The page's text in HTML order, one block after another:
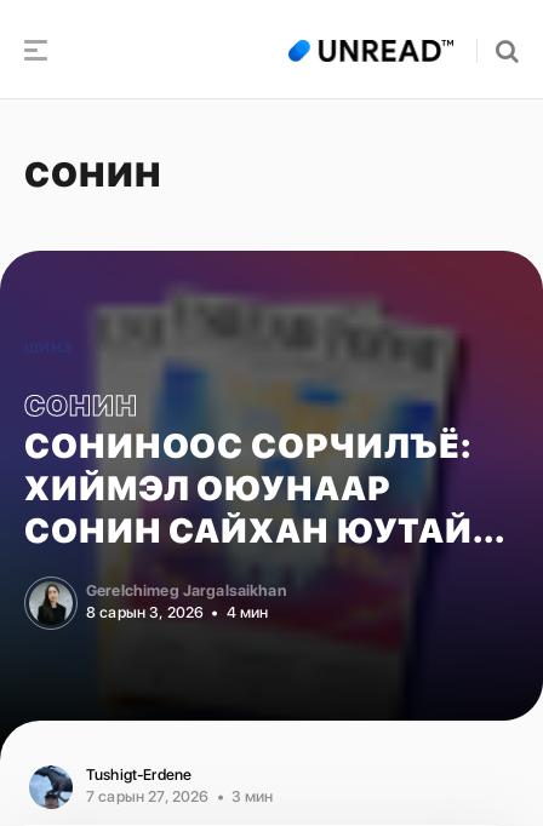
СОНИН
ШИНЭ
СОНИН
СОНИНООС СОРЧИЛЪЁ:
ХИЙМЭЛ ОЮУНААР
СОНИН САЙХАН ЮУТАЙ...
Gerelchimeg Jargalsaikhan
8 сарын 3, 2026
4 мин
Tushigt-Erdene
7 сарын 27, 2026
3 мин